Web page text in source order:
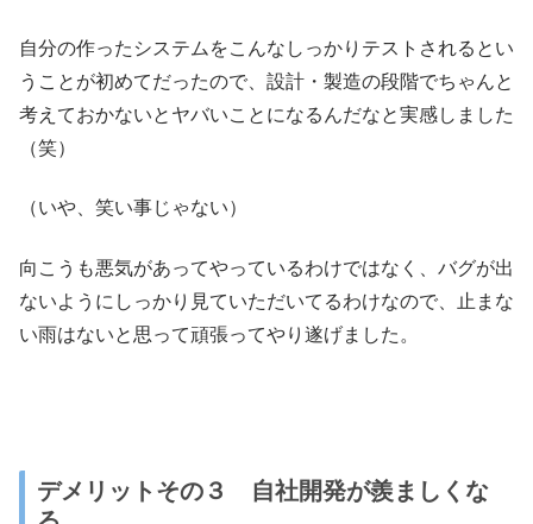
自分の作ったシステムをこんなしっかりテストされるとい
うことが初めてだったので、設計・製造の段階でちゃんと
考えておかないとヤバいことになるんだなと実感しました
（笑）
（いや、笑い事じゃない）
向こうも悪気があってやっているわけではなく、バグが出
ないようにしっかり見ていただいてるわけなので、止まな
い雨はないと思って頑張ってやり遂げました。
デメリットその３ 自社開発が羨ましくな